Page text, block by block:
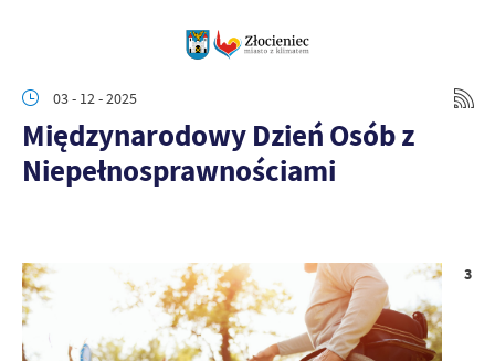
03 - 12 - 2025
Międzynarodowy Dzień Osób z
Niepełnosprawnościami
3